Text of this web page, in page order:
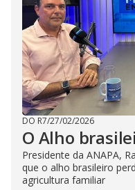
DO R7/27/02/2026
O Alho
Presidente da ANAPA,
que o alho brasileiro
agricultura familiar